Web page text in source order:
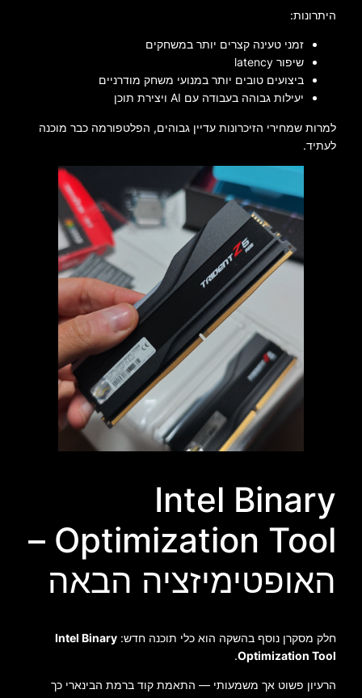
היתרונות:
זמני טעינה קצרים יותר במשחקים
שיפור latency
ביצועים טובים יותר במנועי משחק מודרניים
יעילות גבוהה בעבודה עם AI ויצירת תוכן
למרות שמחירי הזיכרונות עדיין גבוהים, הפלטפורמה כבר מוכנה
לעתיד.
Intel Binary
Optimization Tool –
האופטימיזציה הבאה
חלק מסקרן נוסף בהשקה הוא כלי תוכנה חדש: Intel Binary
Optimization Tool
.
הרעיון פשוט אך משמעותי — התאמת קוד ברמת הבינארי כך